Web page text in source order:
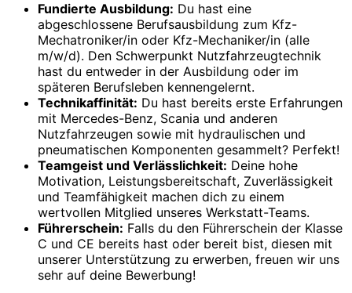
Fundierte Ausbildung: Du hast eine
abgeschlossene Berufsausbildung zum Kfz-
Mechatroniker/in oder Kfz-Mechaniker/in (alle
m/w/d). Den Schwerpunkt Nutzfahrzeugtechnik
hast du entweder in der Ausbildung oder im
späteren Berufsleben kennengelernt.
Technikaffinität: Du hast bereits erste Erfahrungen
mit Mercedes-Benz, Scania und anderen
Nutzfahrzeugen sowie mit hydraulischen und
pneumatischen Komponenten gesammelt? Perfekt!
Teamgeist und Verlässlichkeit: Deine hohe
Motivation, Leistungsbereitschaft, Zuverlässigkeit
und Teamfähigkeit machen dich zu einem
wertvollen Mitglied unseres Werkstatt-Teams.
Führerschein: Falls du den Führerschein der Klasse
C und CE bereits hast oder bereit bist, diesen mit
unserer Unterstützung zu erwerben, freuen wir uns
sehr auf deine Bewerbung!